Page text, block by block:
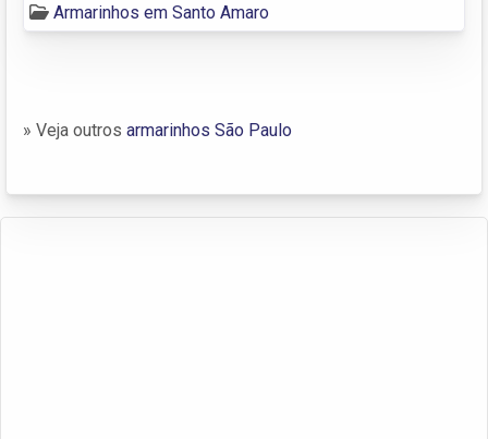
Armarinhos em Santo Amaro
» Veja outros armarinhos São Paulo